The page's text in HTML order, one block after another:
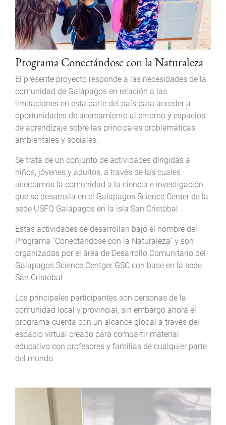
Programa Conectándose con la Naturaleza
El presente proyecto responde a las necesidades de la
comunidad de Galápagos en relación a las
limitaciones en esta parte del país para acceder a
oportunidades de acercamiento al entorno y espacios
de aprendizaje sobre las principales problemáticas
ambientales y sociales.
Se trata de un conjunto de actividades dirigidas a
niños, jóvenes y adultos, a través de las cuales
acercamos la comunidad a la ciencia e investigación
que se desarrolla en el Galapagos Science Center de la
sede USFQ Galápagos en la isla San Cristóbal.
Estas actividades se desarrollan bajo el nombre del
Programa “Conectándose con la Naturaleza” y son
organizadas por el área de Desarrollo Comunitario del
Galapagos Science Centger GSC con base en la sede
San Cristóbal.
Los principales participantes son personas de la
comunidad local y provincial, sin embargo ahora el
programa cuenta con un alcance global a través del
espacio virtual creado para compartir material
educativo con profesores y familias de cualquier parte
del mundo.